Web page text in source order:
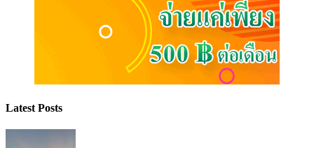
Latest Posts